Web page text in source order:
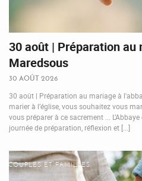
30 août | Préparation au
Maredsous
30 AOÛT 2026
30 août | Préparation au mariage à
marier à l’église, vous souhaitez vous
vous préparer à ce sacrement ...
journée de préparation, réflexion et [...]
COUPLES ET FAMILLES